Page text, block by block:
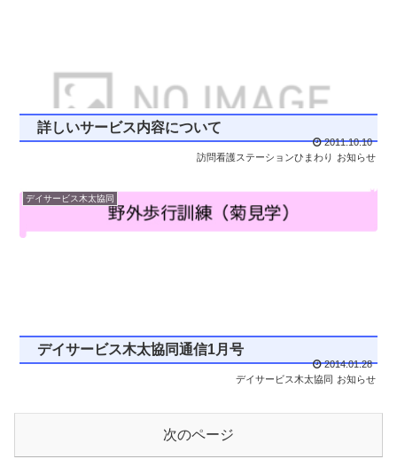
詳しいサービス内容について
2011.10.10
訪問看護ステーションひまわり お知らせ
デイサービス木太協同
デイサービス木太協同通信1月号
2014.01.28
デイサービス木太協同 お知らせ
次のページ